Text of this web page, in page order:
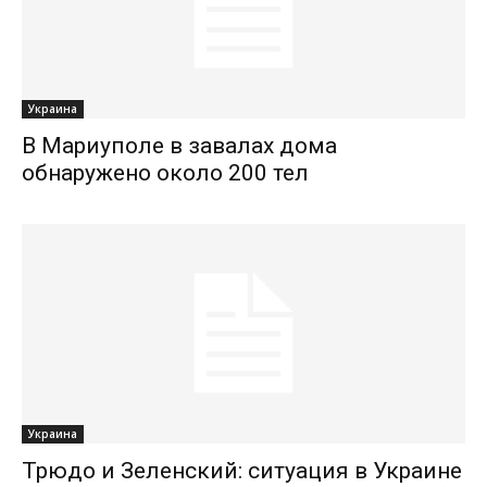
Украина
В Мариуполе в завалах дома
обнаружено около 200 тел
Украина
Трюдо и Зеленский: ситуация в Украине